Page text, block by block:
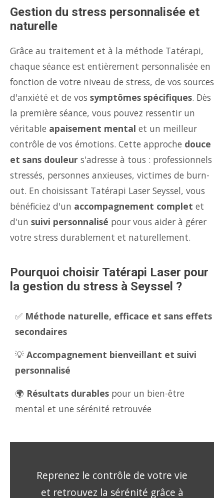
Gestion du stress personnalisée et
naturelle
Grâce au traitement et à la méthode Tatérapi,
chaque séance est entièrement personnalisée en
fonction de votre niveau de stress, de vos sources
d'anxiété et de vos symptômes spécifiques. Dès
la première séance, vous pouvez ressentir un
véritable apaisement mental et un meilleur
contrôle de vos émotions. Cette approche douce
et sans douleur s'adresse à tous : professionnels
stressés, personnes anxieuses, victimes de burn-
out. En choisissant Tatérapi Laser Seyssel, vous
bénéficiez d'un accompagnement complet et
d'un suivi personnalisé pour vous aider à gérer
votre stress durablement et naturellement.
Pourquoi choisir Tatérapi Laser pour
la gestion du stress à Seyssel ?
✅ Méthode naturelle, efficace et sans effets
secondaires
💡 Accompagnement bienveillant et suivi
personnalisé
🌍 Résultats durables pour un bien-être
mental et une sérénité retrouvée
Reprenez le contrôle de votre vie
et retrouvez la sérénité grâce à